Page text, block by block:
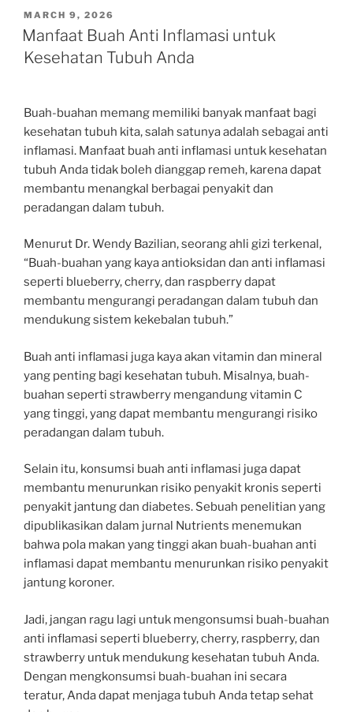
POSTED
ON
MARCH 9, 2026
Manfaat Buah Anti Inflamasi untuk
Kesehatan Tubuh Anda
Buah-buahan memang memiliki banyak manfaat bagi
kesehatan tubuh kita, salah satunya adalah sebagai anti
inflamasi. Manfaat buah anti inflamasi untuk kesehatan
tubuh Anda tidak boleh dianggap remeh, karena dapat
membantu menangkal berbagai penyakit dan
peradangan dalam tubuh.
Menurut Dr. Wendy Bazilian, seorang ahli gizi terkenal,
“Buah-buahan yang kaya antioksidan dan anti inflamasi
seperti blueberry, cherry, dan raspberry dapat
membantu mengurangi peradangan dalam tubuh dan
mendukung sistem kekebalan tubuh.”
Buah anti inflamasi juga kaya akan vitamin dan mineral
yang penting bagi kesehatan tubuh. Misalnya, buah-
buahan seperti strawberry mengandung vitamin C
yang tinggi, yang dapat membantu mengurangi risiko
peradangan dalam tubuh.
Selain itu, konsumsi buah anti inflamasi juga dapat
membantu menurunkan risiko penyakit kronis seperti
penyakit jantung dan diabetes. Sebuah penelitian yang
dipublikasikan dalam jurnal Nutrients menemukan
bahwa pola makan yang tinggi akan buah-buahan anti
inflamasi dapat membantu menurunkan risiko penyakit
jantung koroner.
Jadi, jangan ragu lagi untuk mengonsumsi buah-buahan
anti inflamasi seperti blueberry, cherry, raspberry, dan
strawberry untuk mendukung kesehatan tubuh Anda.
Dengan mengkonsumsi buah-buahan ini secara
teratur, Anda dapat menjaga tubuh Anda tetap sehat